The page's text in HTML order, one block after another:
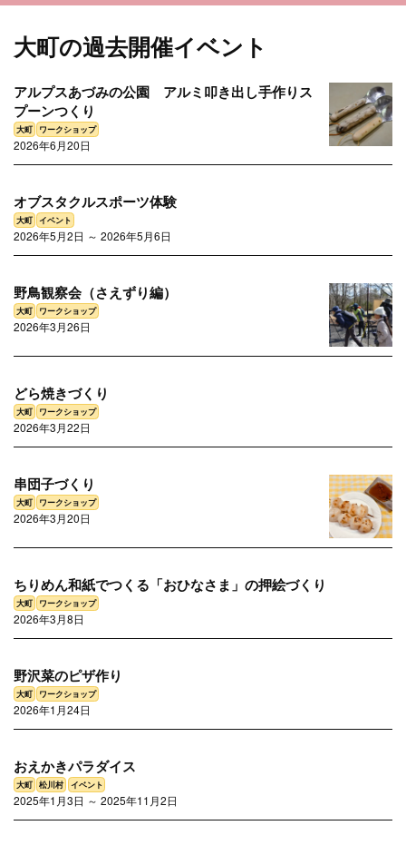
大町の過去開催イベント
アルプスあづみの公園 アルミ叩き出し手作りス
プーンつくり
大町 ワークショップ
2026年6月20日
オブスタクルスポーツ体験
2026年5月2日 ～ 2026年5月6日
野鳥観察会（さえずり編）
2026年3月26日
どら焼きづくり
大町 ワークショップ
2026年3月22日
串団子づくり
2026年3月20日
ちりめん和紙でつくる「おひなさま」の押絵づくり
大町 ワークショップ
2026年3月8日
野沢菜のピザ作り
2026年1月24日
おえかきパラダイス
2025年1月3日 ～ 2025年11月2日